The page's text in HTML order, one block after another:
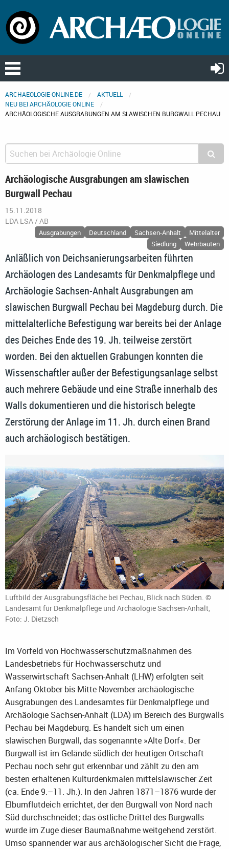
ARCHAEOLOGIE-ONLINE.DE
AKTUELL
NEU BEI ARCHÄOLOGIE ONLINE
ARCHÄOLOGISCHE AUSGRABUNGEN AM SLAWISCHEN BURGWALL PECHAU
Archäologische Ausgrabungen am slawischen
Burgwall Pechau
15.11.2018
LDA LSA / AB
Ausgrabungen Deutschland Sachsen-Anhalt
Mittelalter
Siedlung
Wehrbauten
Anläßlich von Deichsanierungsarbeiten führten
Archäologen des Landesamts für Denkmalpflege und
Archäologie Sachsen-Anhalt Ausgrabungen am
slawischen Burgwall Pechau bei Magdeburg durch. Die
mittelalterliche Befestigung war bereits bei der Anlage
des Deiches Ende des 19. Jh. teilweise zerstört
worden. Bei den aktuellen Grabungen konnten die
Wissenschaftler außer der Befestigungsanlage selbst
auch mehrere Gebäude und eine Straße innerhalb des
Walls dokumentieren und die historisch belegte
Zerstörung der Anlage im 11. Jh. durch einen Brand
auch archäologisch bestätigen.
Luftbild der Ausgrabungsfläche bei Pechau, Blick nach Süden. ©
Landesamt für Denkmalpflege und Archäologie Sachsen-Anhalt,
Foto: J. Dietzsch
Im Vorfeld von Hochwasserschutzmaßnahmen des
Landesbetriebs für Hochwasserschutz und
Wasserwirtschaft Sachsen-Anhalt (LHW) erfolgten seit
Anfang Oktober bis Mitte November archäologische
Ausgrabungen des Landesamtes für Denkmalpflege und
Archäologie Sachsen-Anhalt (LDA) im Bereich des Burgwalls
Pechau bei Magdeburg. Es handelt sich um einen
slawischen Burgwall, das sogenannte »Alte Dorf«. Der
Burgwall ist im Gelände südlich der heutigen Ortschaft
Pechau noch sehr gut erkennbar und zählt zu den am
besten erhaltenen Kulturdenkmalen mittelslawischer Zeit
(ca. Ende 9.–11. Jh.). In den Jahren 1871–1876 wurde der
Elbumflutdeich errichtet, der den Burgwall von Nord nach
Süd durchschneidet; das östliche Drittel des Burgwalls
wurde im Zuge dieser Baumaßnahme weitgehend zerstört.
Umso spannender war aus archäologischer Sicht die Frage,